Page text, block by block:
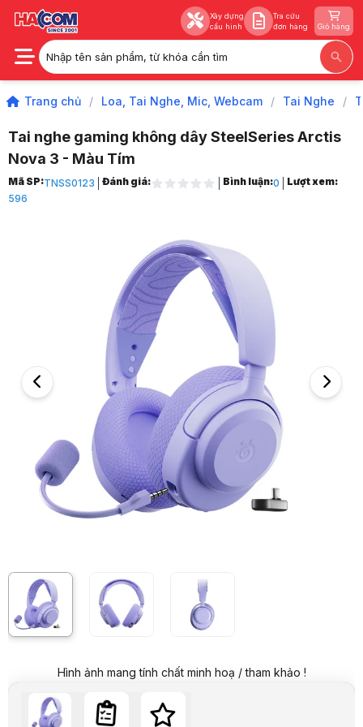
Xây dựng
cấu hình
Tra cứu
đơn hàng
Giỏ hàng
Nhập tên sản phẩm, từ khóa cần tìm
Xây dựng
Tra cứu
Trang chủ / Loa, Tai Nghe, Mic, Webcam / Tai Nghe /
Tai nghe gaming không dây SteelSeries Arctis
Nova 3 - Màu Tím
Trang chủ
1
Tai nghe gaming không dây SteelSeries Arctis Nova 3 - Màu Tím
Hình ảnh và video sản phẩm
Tai nghe gaming không dây SteelSeries Arctis Nova 3 - Màu Tím
Giá niêm yết:
3.699.000 VND
2.499.000 VND Tiết kiệm 1.200.000 VND (-32%)
2.499.000 VND Tiết kiệm 1.200.000 VND (-32%)
Giá mua trả góp (6 tháng):
416.500 VND / tháng
Trả góp qua thẻ VISA (12 tháng):
208.250 VND / tháng
Giá đã bao gồm VAT
Mã sản phẩm:
TNSS0123
Bảo hành:12 Tháng
Thương hiệu:STEELSERIES
Tương thích: Xbox, PC, PlayStation, Switch, Mac, VR, thiết bị cầm
Công nghệ ClearCast Gen 2.X
Trình điều khiển từ tính Neodymium
Âm thanh không gian 360°
Loại sản phẩm
Tai nghe
Dòng sản phẩm
Kiểu tai nghe
Over-ear
Mã SP:TNSS0123 Đánh giá: Bình luận:0
Lượt xem:
596
Hình ảnh mang tính chất minh hoạ / tham khảo !